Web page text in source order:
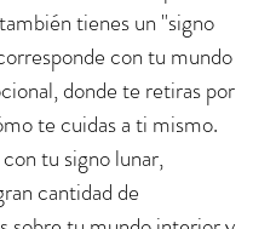
tienes un "signo
con tu mundo
donde te retiras por
te cuidas a ti mismo.
tu signo lunar,
cantidad de